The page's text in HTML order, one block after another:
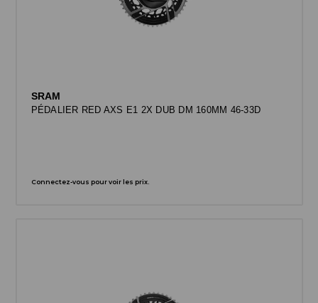
SRAM
PÉDALIER RED AXS E1 2X DUB DM 160MM 46-33D
Connectez-vous pour voir les prix.